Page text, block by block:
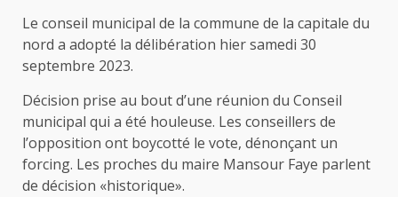
Le conseil municipal de la commune de la capitale du
nord a adopté la délibération hier samedi 30
septembre 2023.
Décision prise au bout d’une réunion du Conseil
municipal qui a été houleuse. Les conseillers de
l’opposition ont boycotté le vote, dénonçant un
forcing. Les proches du maire Mansour Faye parlent
de décision «historique».